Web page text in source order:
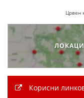
Црвен
Корисни